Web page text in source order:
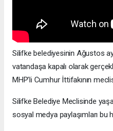
Silifke belediyesinin Ağustos
vatandaşa kapalı olarak
MHP’li Cumhur İttifakının
Silifke Belediye Meclisinde
sosyal medya paylaşımları bu